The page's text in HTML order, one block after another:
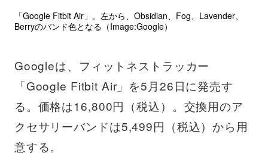
「Google Fitbit Air」。左から、Obsidian、Fog、Lavender、
Berryのバンド色となる（Image:Google）
Googleは、フィットネストラッカー
「Google Fitbit Air」を5月26日に発売す
る。価格は16,800円（税込）。交換用のア
クセサリーバンドは5,499円（税込）から用
意する。